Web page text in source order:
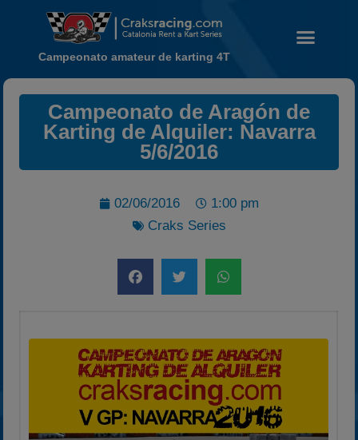
Noticias
Calendario
Temporada 2026
Campeonato
2023
2024
2025
Estadísticas
Campeonato amateur de karting 4T
Campeonato de Aragón de
Karting de Alquiler: Navarra
5/6/2016
02/06/2016
1:00 pm
Craks Series